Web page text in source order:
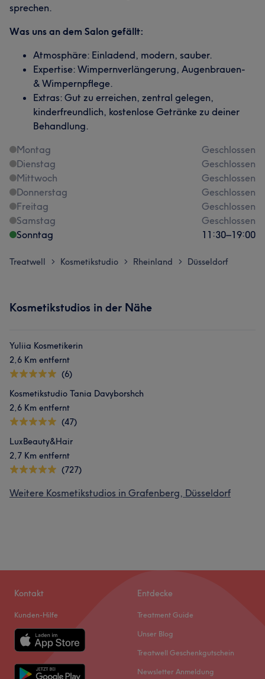
sprechen.
Was uns an dem Salon gefällt:
Atmosphäre: Einladend, modern, sauber.
Expertise: Wimpernverlängerung, Augenbrauen-
& Wimpernpflege.
Extras: Gut zu erreichen, zentral gelegen,
kinderfreundlich, kostenlose Getränke zu deiner
Behandlung.
Montag
Geschlossen
Dienstag
Geschlossen
Mittwoch
Geschlossen
Donnerstag
Geschlossen
Freitag
Geschlossen
Samstag
Geschlossen
Sonntag
11:30–19:00
Treatwell > Kosmetikstudio > Rheinland > Düsseldorf
Kosmetikstudios in der Nähe
Yuliia Kosmetikerin
2,6 Km entfernt
(6)
Kosmetikstudio Tania Davyborshch
2,6 Km entfernt
(47)
LuxBeauty&Hair
2,7 Km entfernt
(727)
Weitere Kosmetikstudios in Grafenberg, Düsseldorf
Kontakt
Kunden-Hilfe
Entdecke
Treatment Guide
Unser Blog
Treatwell Geschenkgutschein
Newsletter Anmeldung